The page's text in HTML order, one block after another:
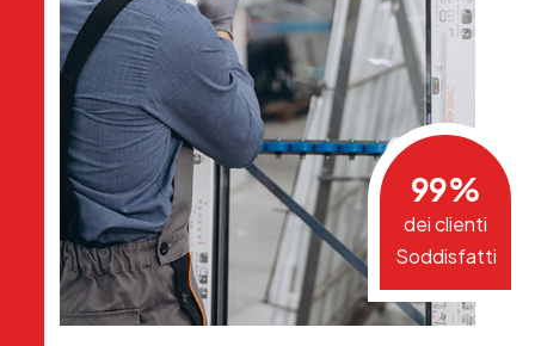
dei clienti
Soddisfatti
99%